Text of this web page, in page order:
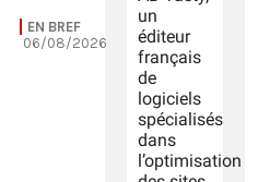
EN BREF
06/08/2026
un
éditeur
français
de
logiciels
spécialisés
dans
l’optimisation